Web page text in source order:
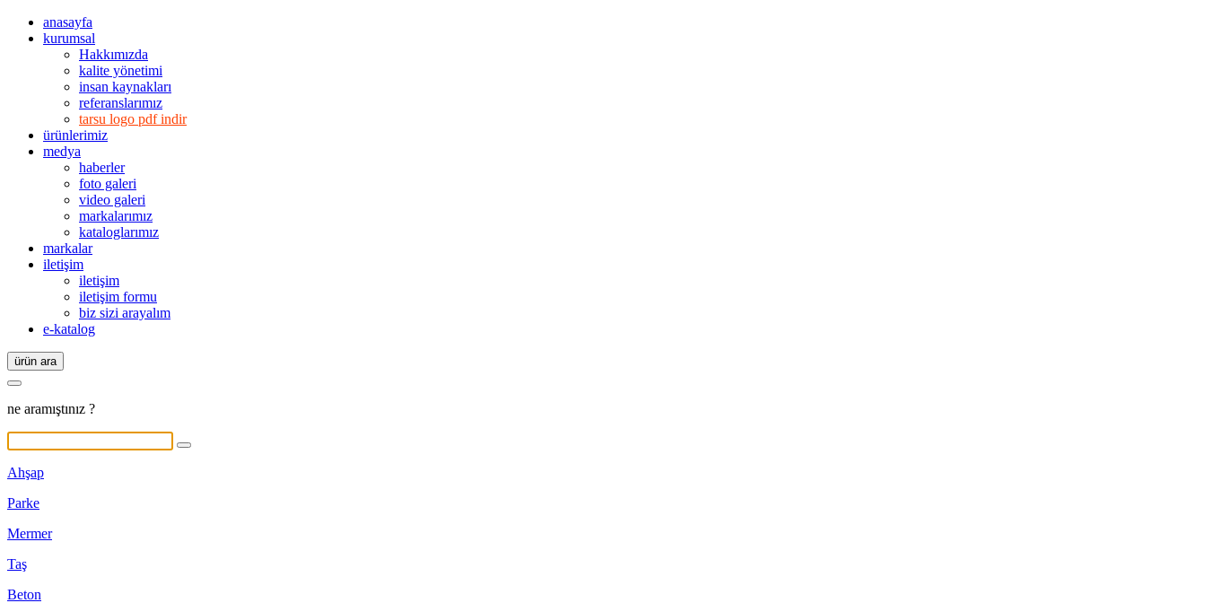
anasayfa
kurumsal
Hakkımızda
kalite yönetimi
insan kaynakları
referanslarımız
tarsu logo pdf indir
ürünlerimiz
medya
haberler
foto galeri
video galeri
markalarımız
kataloglarımız
markalar
iletişim
iletişim
iletişim formu
biz sizi arayalım
e-katalog
ürün ara
ne aramıştınız ?
Ahşap
Parke
Mermer
Taş
Beton